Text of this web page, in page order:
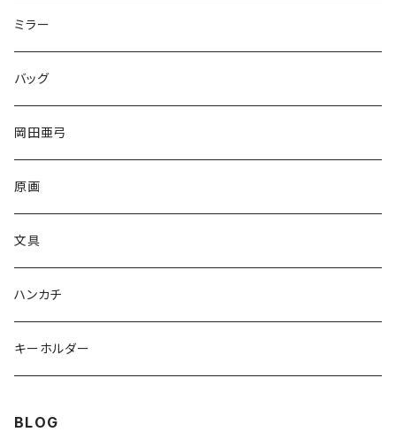
ミラー
バッグ
岡田亜弓
原画
文具
ハンカチ
キーホルダー
BLOG